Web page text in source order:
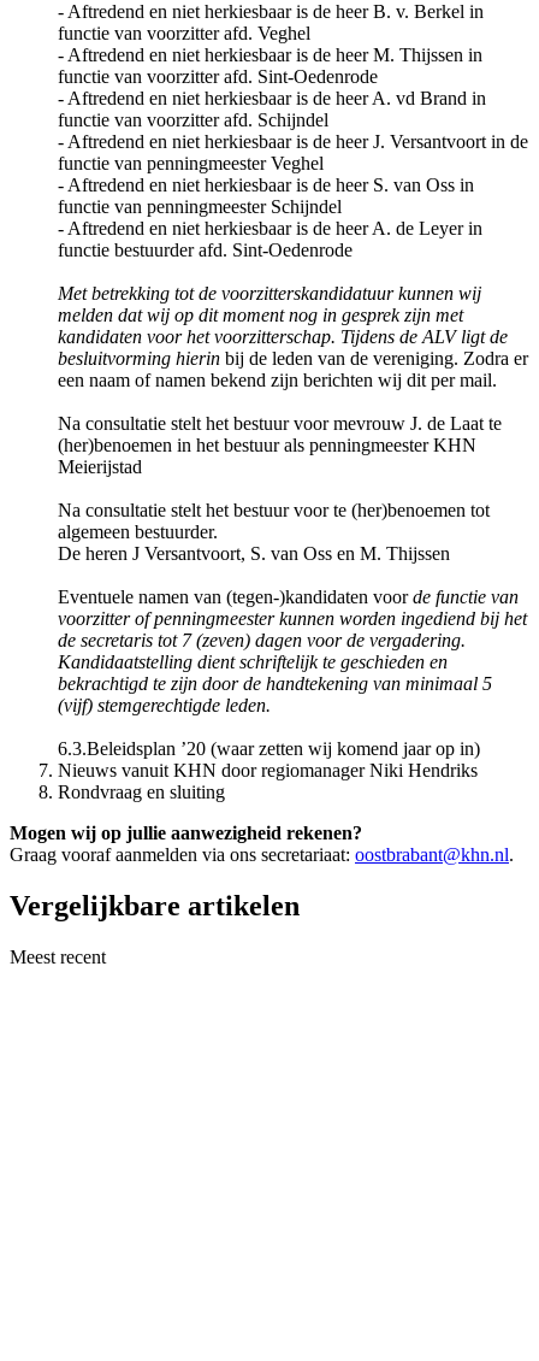
- Aftredend en niet herkiesbaar is de heer B. v. Berkel in
functie van voorzitter afd. Veghel
- Aftredend en niet herkiesbaar is de heer M. Thijssen in
functie van voorzitter afd. Sint-Oedenrode
- Aftredend en niet herkiesbaar is de heer A. vd Brand in
functie van voorzitter afd. Schijndel
- Aftredend en niet herkiesbaar is de heer J. Versantvoort in de
functie van penningmeester Veghel
- Aftredend en niet herkiesbaar is de heer S. van Oss in
functie van penningmeester Schijndel
- Aftredend en niet herkiesbaar is de heer A. de Leyer in
functie bestuurder afd. Sint-Oedenrode
Met betrekking tot de voorzitterskandidatuur kunnen wij
melden dat wij op dit moment nog in gesprek zijn met
kandidaten voor het voorzitterschap. Tijdens de ALV ligt de
besluitvorming hierin bij de leden van de vereniging. Zodra er
een naam of namen bekend zijn berichten wij dit per mail.
Na consultatie stelt het bestuur voor mevrouw J. de Laat te
(her)benoemen in het bestuur als penningmeester KHN
Meierijstad
Na consultatie stelt het bestuur voor te (her)benoemen tot
algemeen bestuurder.
De heren J Versantvoort, S. van Oss en M. Thijssen
Eventuele namen van (tegen-)kandidaten voorde functie van
voorzitter of penningmeester kunnen worden ingediend bij het
de secretaris tot 7 (zeven) dagen voor de vergadering.
Kandidaatstelling dient schriftelijk te geschieden en
bekrachtigd te zijn door de handtekening van minimaal 5
(vijf) stemgerechtigde leden.
6.3.Beleidsplan ’20 (waar zetten wij komend jaar op in)
Nieuws vanuit KHN door regiomanager Niki Hendriks
Rondvraag en sluiting
Mogen wij op jullie aanwezigheid rekenen?
Graag vooraf aanmelden via ons secretariaat: oostbrabant@khn.nl.
Vergelijkbare artikelen
Meest recent